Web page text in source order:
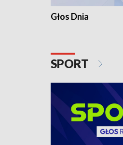
Głos Dnia
SPORT